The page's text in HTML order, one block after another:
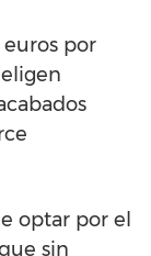
por
optar por el
sin